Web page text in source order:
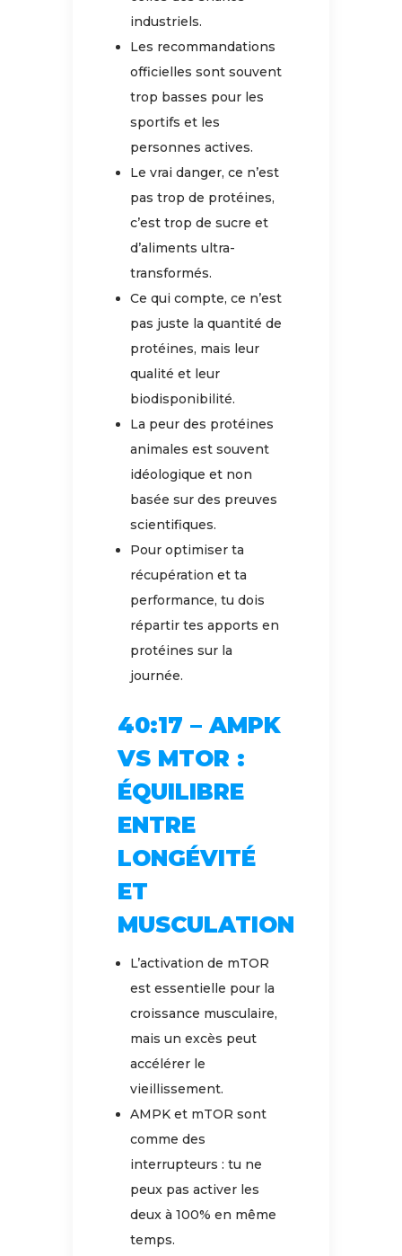
industriels.
Les recommandations
officielles sont souvent
trop basses pour les
sportifs et les
personnes actives.
Le vrai danger, ce n’est
pas trop de protéines,
c’est trop de sucre et
d’aliments ultra-
transformés.
Ce qui compte, ce n’est
pas juste la quantité de
protéines, mais leur
qualité et leur
biodisponibilité.
La peur des protéines
animales est souvent
idéologique et non
basée sur des preuves
scientifiques.
Pour optimiser ta
récupération et ta
performance, tu dois
répartir tes apports en
protéines sur la
journée.
40:17 – AMPK
VS MTOR :
ÉQUILIBRE
ENTRE
LONGÉVITÉ
ET
MUSCULATION
L’activation de mTOR
est essentielle pour la
croissance musculaire,
mais un excès peut
accélérer le
vieillissement.
AMPK et mTOR sont
comme des
interrupteurs : tu ne
peux pas activer les
deux à 100% en même
temps.